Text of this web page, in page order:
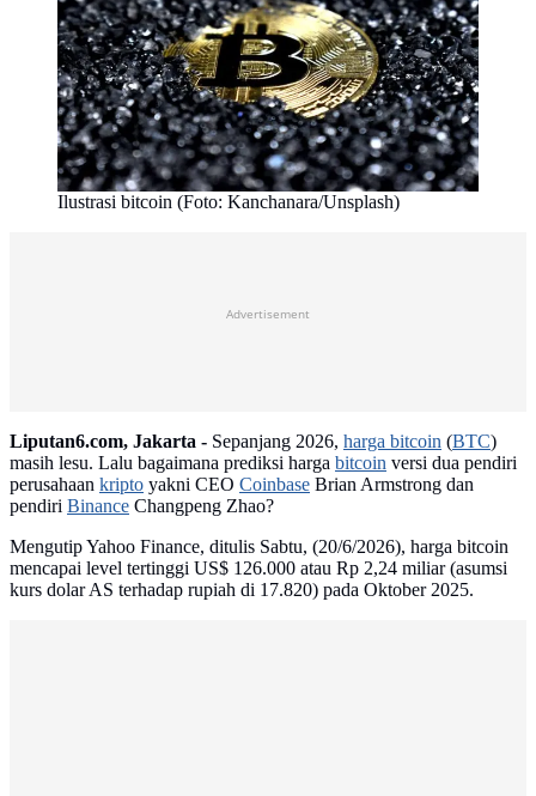
Ilustrasi bitcoin (Foto: Kanchanara/Unsplash)
Advertisement
Liputan6.com, Jakarta - Sepanjang 2026, harga bitcoin (BTC)
masih lesu. Lalu bagaimana prediksi harga bitcoin versi dua pendiri
perusahaan kripto yakni CEO Coinbase Brian Armstrong dan
pendiri Binance Changpeng Zhao?
Mengutip Yahoo Finance, ditulis Sabtu, (20/6/2026), harga bitcoin
mencapai level tertinggi US$ 126.000 atau Rp 2,24 miliar (asumsi
kurs dolar AS terhadap rupiah di 17.820) pada Oktober 2025.